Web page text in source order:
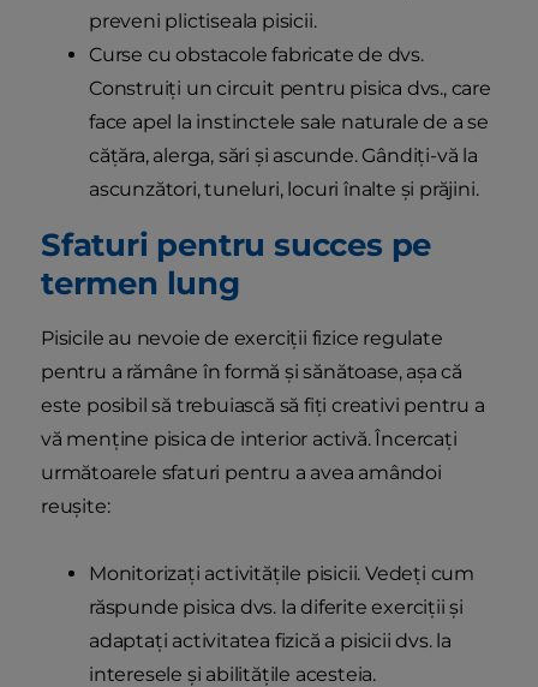
preveni plictiseala pisicii.
Curse cu obstacole fabricate de dvs.
Construiți un circuit pentru pisica dvs., care
face apel la instinctele sale naturale de a se
cățăra, alerga, sări și ascunde. Gândiți-vă la
ascunzători, tuneluri, locuri înalte și prăjini.
Sfaturi pentru succes pe
termen lung
Pisicile au nevoie de exerciții fizice regulate
pentru a rămâne în formă și sănătoase, așa că
este posibil să trebuiască să fiți creativi pentru a
vă menține pisica de interior activă. Încercați
următoarele sfaturi pentru a avea amândoi
reușite:
Monitorizați activitățile pisicii. Vedeți cum
răspunde pisica dvs. la diferite exerciții și
adaptați activitatea fizică a pisicii dvs. la
interesele și abilitățile acesteia.